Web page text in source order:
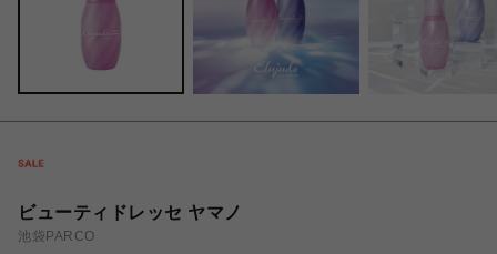
ビューティドレッセ ヤマノ
池袋PARCO